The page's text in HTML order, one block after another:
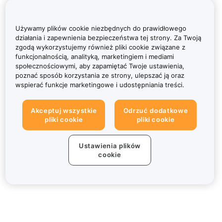
Używamy plików cookie niezbędnych do prawidłowego
działania i zapewnienia bezpieczeństwa tej strony. Za Twoją
zgodą wykorzystujemy również pliki cookie związane z
funkcjonalnością, analityką, marketingiem i mediami
społecznościowymi, aby zapamiętać Twoje ustawienia,
poznać sposób korzystania ze strony, ulepszać ją oraz
wspierać funkcje marketingowe i udostępniania treści.
Akceptuj wszystkie
pliki cookie
Odrzuć dodatkowe
pliki cookie
Ustawienia plików
cookie